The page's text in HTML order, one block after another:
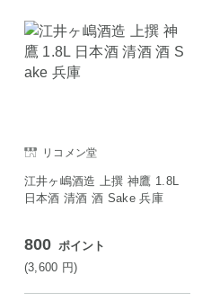
リコメン堂
江井ヶ嶋酒造 上撰 神鷹 1.8L
日本酒 清酒 酒 Sake 兵庫
800 ポイント
(3,600 円)